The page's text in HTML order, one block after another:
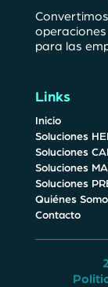
para las
Links
Inicio
Soluciones
Soluciones
Soluciones
Soluciones
Quiénes
Contacto